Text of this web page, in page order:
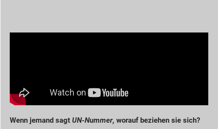
Wenn jemand sagt UN-Nummer, worauf beziehen sie sich?